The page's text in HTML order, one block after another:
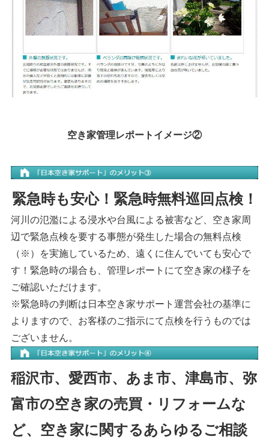
空き家管理レポートイメージ②
緊急時も安心！緊急時無料巡回点検！
河川の氾濫による浸水や台風による被害など、空き家周
辺で緊急点検を要する事態が発生した場合の無料点検
（※）を実施しているため、遠くに住んでいても安心で
す！緊急時の場合も、管理レポートにて空き家の様子を
ご確認いただけます。
※緊急時の判断は日本空き家サポート運営会社の基準に
よりますので、お客様のご指示にて点検を行うものでは
ございません。
稲沢市、愛西市、あま市、津島市、弥
富市の空き家の売買・リフォームな
ど、空き家に関するあらゆるご相談